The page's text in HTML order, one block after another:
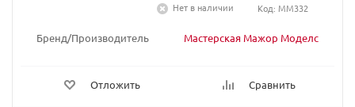
Бренд/Производитель Мастерская Мажор Моделс
Отложить Сравнить
Нет в наличии
Код: MM332